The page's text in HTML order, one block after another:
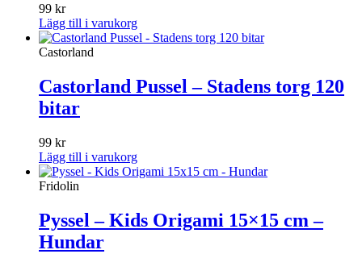
99 kr
Lägg till i varukorg
Castorland
Castorland Pussel – Stadens torg 120
bitar
99 kr
Lägg till i varukorg
Fridolin
Pyssel – Kids Origami 15×15 cm –
Hundar